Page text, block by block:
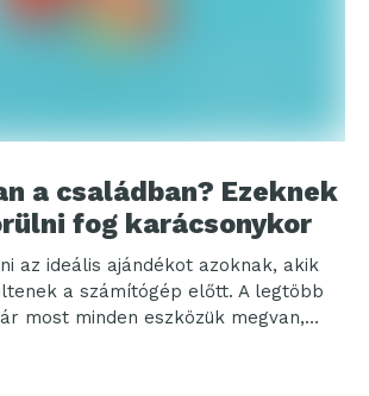
a családban? Ezeknek
fog karácsonykor
az ideális ajándékot azoknak, akik
a számítógép előtt. A legtöbb
most minden eszközük megvan,